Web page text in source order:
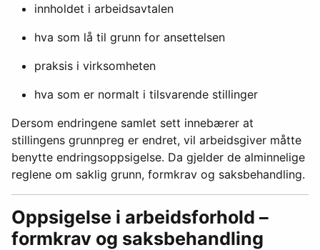
innholdet i arbeidsavtalen
hva som lå til grunn for ansettelsen
praksis i virksomheten
hva som er normalt i tilsvarende stillinger
Dersom endringene samlet sett innebærer at
stillingens grunnpreg er endret, vil arbeidsgiver måtte
benytte endringsoppsigelse. Da gjelder de alminnelige
reglene om saklig grunn, formkrav og saksbehandling.
Oppsigelse i arbeidsforhold –
formkrav og saksbehandling